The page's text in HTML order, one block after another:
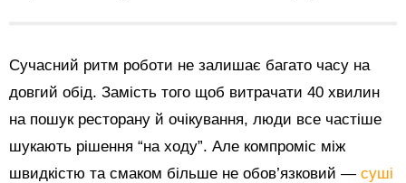
Сучасний ритм роботи не залишає багато часу на
довгий обід. Замість того щоб витрачати 40 хвилин
на пошук ресторану й очікування, люди все частіше
шукають рішення “на ходу”. Але компроміс між
швидкістю та смаком більше не обов’язковий — суші